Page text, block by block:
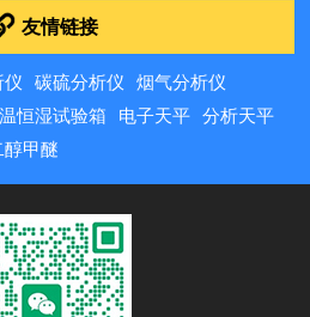
友情链接
仪 碳硫分析仪
烟气分析仪
恒湿试验箱 电子天平
分析天平
醇甲醚